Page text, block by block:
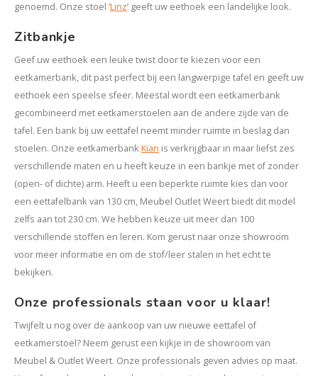
genoemd. Onze stoel ‘Linz’ geeft uw eethoek een landelijke look.
Zitbankje
Geef uw eethoek een leuke twist door te kiezen voor een
eetkamerbank, dit past perfect bij een langwerpige tafel en geeft uw
eethoek een speelse sfeer. Meestal wordt een eetkamerbank
gecombineerd met eetkamerstoelen aan de andere zijde van de
tafel. Een bank bij uw eettafel neemt minder ruimte in beslag dan
stoelen. Onze eetkamerbank Kian is verkrijgbaar in maar liefst zes
verschillende maten en u heeft keuze in een bankje met of zonder
(open- of dichte) arm. Heeft u een beperkte ruimte kies dan voor
een eettafelbank van 130 cm, Meubel Outlet Weert biedt dit model
zelfs aan tot 230 cm. We hebben keuze uit meer dan 100
verschillende stoffen en leren. Kom gerust naar onze showroom
voor meer informatie en om de stof/leer stalen in het echt te
bekijken.
Onze professionals staan voor u klaar!
Twijfelt u nog over de aankoop van uw nieuwe eettafel of
eetkamerstoel? Neem gerust een kijkje in de showroom van
Meubel & Outlet Weert. Onze professionals geven advies op maat.